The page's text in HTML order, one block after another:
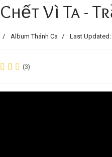
Vì Ta -
Album Thánh Ca Last Updated:
(3)